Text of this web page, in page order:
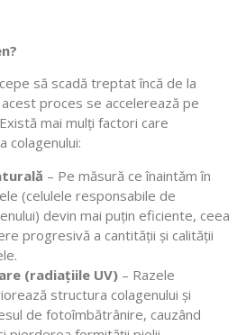
să scadă treptat încă de la
proces se accelerează pe
mai mulți factori care
colagenului:
– Pe măsură ce înaintăm în
(celulele responsabile de
devin mai puțin eficiente, ceea
progresivă a cantității și calității
(radiațiile UV) – Razele
structura colagenului și
de fotoîmbătrânire, cauzând